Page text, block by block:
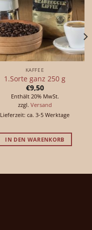
KAFFEE
1.Sorte ganz 250 g
€9,50
Enthält 20% MwSt.
zzgl. Versand
Lieferzeit: ca. 3-5 Werktage
IN DEN WARENKORB